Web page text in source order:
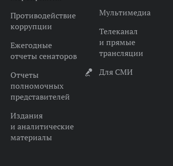
Противодействие
коррупции
Ежегодные
отчеты сенаторов
Отчеты
полномочных
представителей
Издания
и аналитические
материалы
Мультимедиа
Телеканал
и прямые
трансляции
Для СМИ